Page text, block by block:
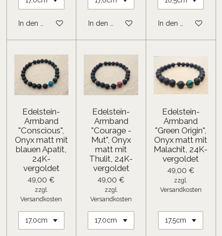
In den Warenkorb In den Warenkorb In den Warenkorb
Edelstein-
Armband
"Conscious",
Onyx matt mit
blauen Apatit,
24K-
vergoldet
49,00 €
zzgl.
Versandkosten
Edelstein-
Armband
"Courage -
Mut", Onyx
matt mit
Thulit, 24K-
vergoldet
49,00 €
zzgl.
Versandkosten
Edelstein-
Armband
"Green Origin",
Onyx matt mit
Malachit, 24K-
vergoldet
49,00 €
zzgl.
Versandkosten